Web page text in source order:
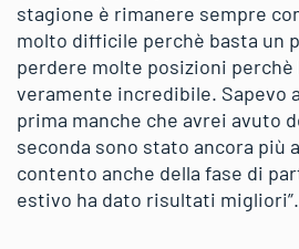
stagione è rimanere sempre
molto difficile perchè basta un
perdere molte posizioni perchè
veramente incredibile. Sapevo
prima manche che avrei avuto
seconda sono stato ancora più
contento anche della fase di
estivo ha dato risultati migliori”.